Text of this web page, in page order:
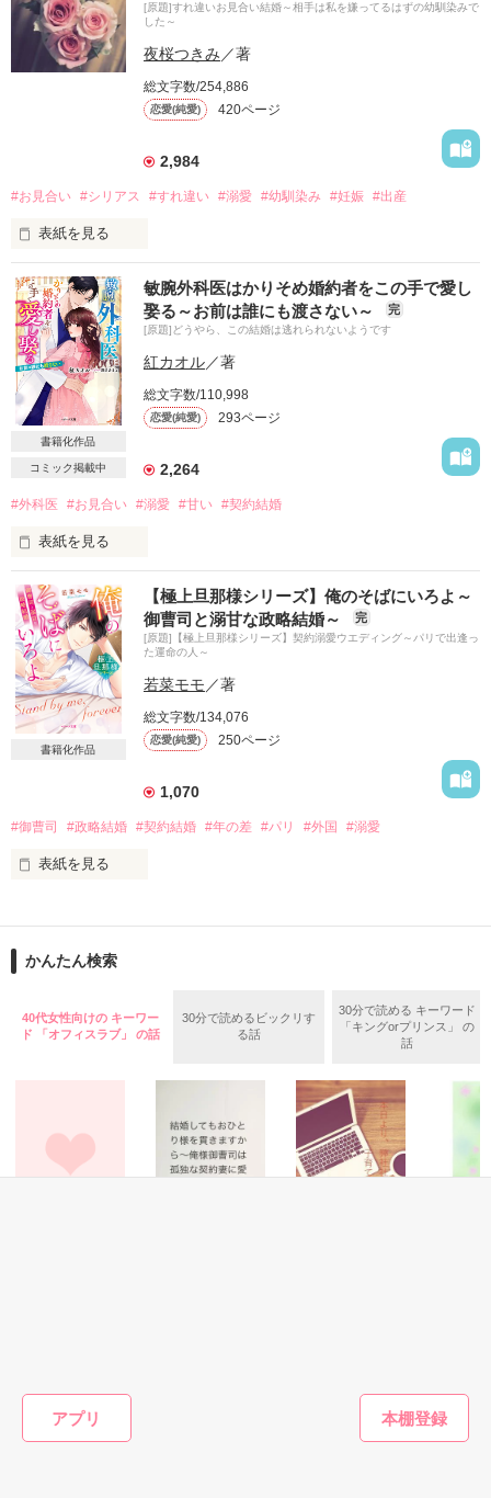
アプリ
[原題]すれ違いお見合い結婚～相手は私を嫌ってるはずの幼馴染みで
した～
夜桜つきみ ／著
総文字数/254,886
恋愛(純愛) 420ページ
2,984
#お見合い #シリアス #すれ違い #溺愛 #幼馴染み #妊娠 #出産
表紙を見る
「そうそう、藍里。
明日お見合いするから予定開けといてね」
突然言われた母親の言葉。
男性恐怖症なのに結婚なんて出来るはずがないと言えば
相手は幼馴染みだから大丈夫だと言われ……。
永瀬藍里(ながせ　あいり)　旧姓　小蔦(こづた)
小さい時から喘息の持病持ち。
あることが原因で男性恐怖症に。
×
藍里の男性恐怖症の原因である幼馴染み。
嫌われているはずなのに、何故智大が結婚に同意したのか分か
らないまま一年。
息が詰まる暮らしを続けて身も心も限界に近づいていた藍里
は、ある事件に巻き込まれて……。
作品を読む
書籍化作品
コミック掲載中
敏腕外科医はかりそめ婚約者をこの手で愛し
娶る～お前は誰にも渡さない～
完
[原題]どうやら、この結婚は逃れられないようです
紅カオル／著
総文字数/110,998
恋愛(純愛) 293ページ
2,264
#外科医 #お見合い #溺愛 #甘い #契約結婚
表紙を見る
祖母に企てられたお見合い直前
出会ったばかりの男と
恋人のふりをする契約を結んだ七緒。
しかし、その男こそ
七緒のお見合い相手で……？
久世　七緒　２６歳
×
加賀谷　聖　３３歳
彼の言葉にしぶしぶ頷き
偽りの恋人となったはいいけれど
書籍化作品
【極上旦那様シリーズ】俺のそばにいろよ～
御曹司と溺甘な政略結婚～
完
[原題]【極上旦那様シリーズ】契約溺愛ウエディング～パリで出逢っ
た運命の人～
若菜モモ ／著
総文字数/134,076
恋愛(純愛) 250ページ
1,070
#御曹司 #政略結婚 #契約結婚 #年の差 #パリ #外国 #溺愛
表紙を見る
「極上旦那様シリーズ」第１弾
2019/07/12～2019/08/02
素敵なレビューありがとうございました。
かんたん検索
40代女性向けの キーワー
ド 「オフィスラブ」 の話
30分で読めるビックリす
る話
30分で読める キーワード
「キングorプリンス」 の
話
もっと見る